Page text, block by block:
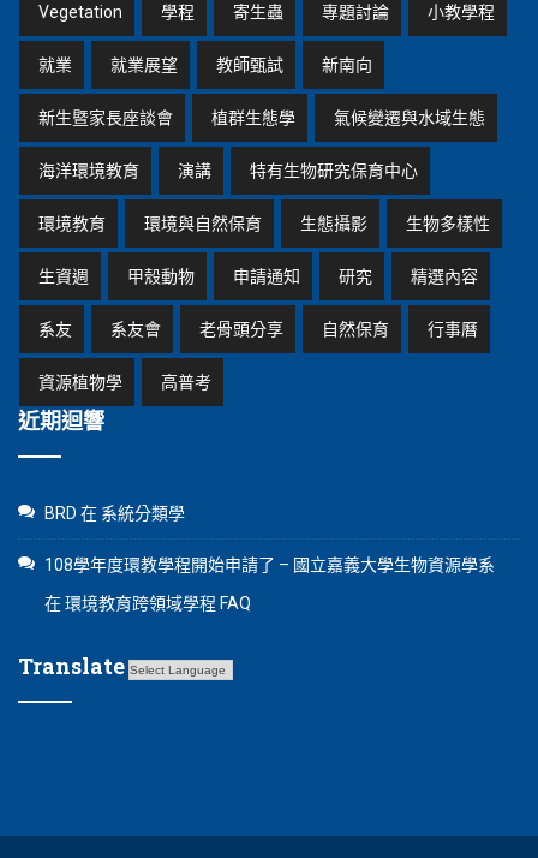
Vegetation 學程 寄生蟲 專題討論 小教學程
就業 就業展望 教師甄試 新南向
新生暨家長座談會 植群生態學 氣候變遷與水域生態
海洋環境教育 演講 特有生物研究保育中心
環境教育 環境與自然保育 生態攝影 生物多樣性
生資週 甲殼動物 申請通知 研究 精選內容
系友 系友會 老骨頭分享 自然保育 行事曆
資源植物學 高普考
近期迴響
BRD 在 系統分類學
108學年度環教學程開始申請了 – 國立嘉義大學生物資源學系
在環境教育跨領域學程 FAQ
Translate